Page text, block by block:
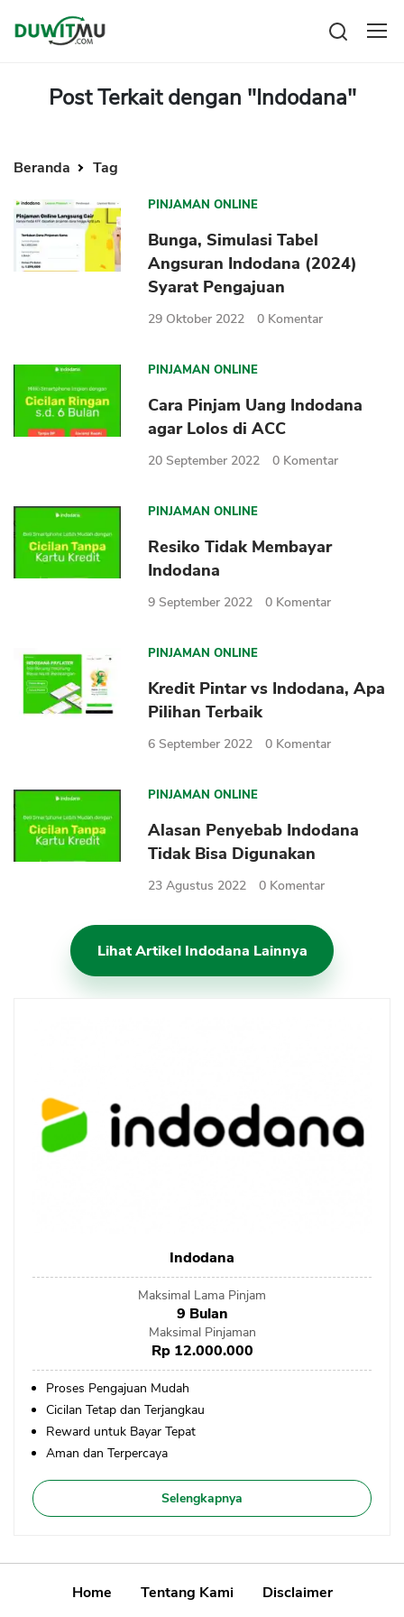
Reksadana
Bitcoin
Investasi
Asuransi
Mengelola keuangan
Kartu Kredit
KTA
Pinjaman Online
Pinjaman
Kartu Kredit
KTA
Broker Forex
Sekuritas Saham
Assets Crypto
Exchange
Asuransi Kesehatan
Asuransi Syariah
Post Terkait dengan "Indodana"
Beranda Tag
PINJAMAN ONLINE
Bunga, Simulasi Tabel
Angsuran Indodana (2024)
Syarat Pengajuan
29 Oktober 2022 0 Komentar
PINJAMAN ONLINE
Cara Pinjam Uang Indodana
agar Lolos di ACC
20 September 2022 0 Komentar
PINJAMAN ONLINE
Resiko Tidak Membayar
Indodana
9 September 2022 0 Komentar
PINJAMAN ONLINE
Kredit Pintar vs Indodana, Apa
Pilihan Terbaik
6 September 2022 0 Komentar
PINJAMAN ONLINE
Alasan Penyebab Indodana
Tidak Bisa Digunakan
23 Agustus 2022 0 Komentar
Lihat Artikel Indodana Lainnya
Indodana
Maksimal Lama Pinjam
9 Bulan
Maksimal Pinjaman
Rp 12.000.000
Proses Pengajuan Mudah
Cicilan Tetap dan Terjangkau
Reward untuk Bayar Tepat
Aman dan Terpercaya
Selengkapnya
Home Tentang Kami Disclaimer